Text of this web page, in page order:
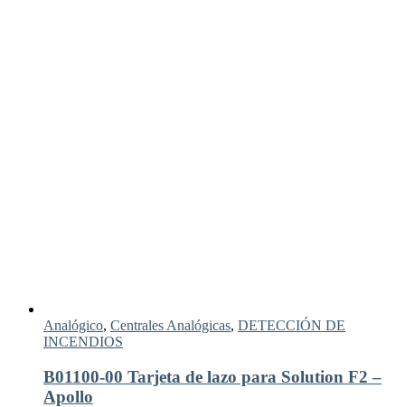
Analógico, Centrales Analógicas, DETECCIÓN DE
INCENDIOS
B01100-00 Tarjeta de lazo para Solution F2 –
Apollo